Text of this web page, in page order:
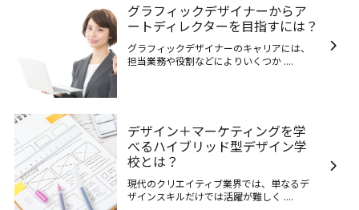
グラフィックデザイナーからア
ートディレクターを目指すには？
グラフィックデザイナーのキャリアには、
担当業務や役割などによりいくつか ....
デザイン＋マーケティングを学
べるハイブリッド型デザイン学
校とは？
現代のクリエイティブ業界では、単なるデ
ザインスキルだけでは活躍が難しく ....